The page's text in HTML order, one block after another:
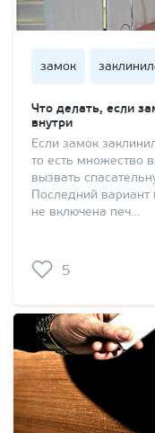
замок
Что делать, если
внутри
Если замок
то есть множество
вызвать
Последний вариант
не включена печ…
5